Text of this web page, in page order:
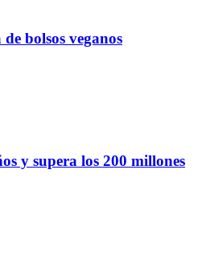
bolsos veganos
y supera los 200 millones